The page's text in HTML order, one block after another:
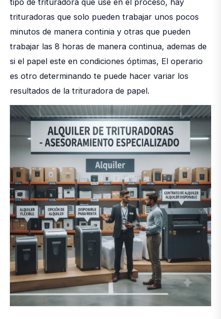
tipo de trituradora que use en el proceso, hay
trituradoras que solo pueden trabajar unos pocos
minutos de manera continia y otras que pueden
trabajar las 8 horas de manera continua, ademas de
si el papel este en condiciones óptimas, El operario
es otro determinando te puede hacer variar los
resultados de la trituradora de papel.